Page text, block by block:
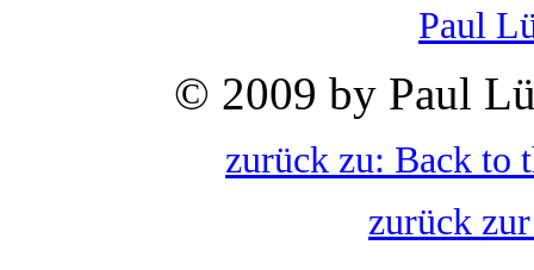
Paul
© 2009 by Paul
zurück zu: Back to
zurück